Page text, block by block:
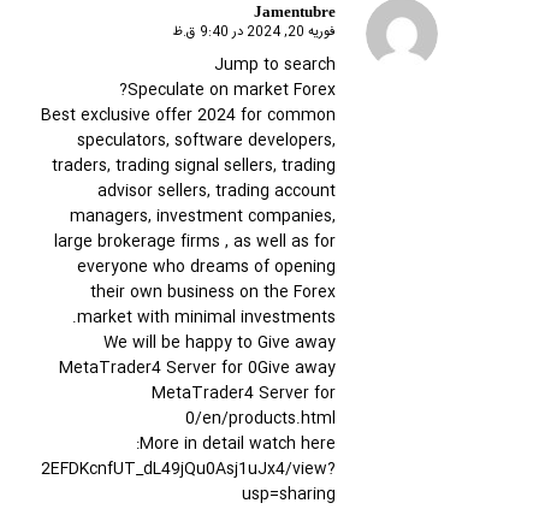
Jamentubre
گفته:
فوریه 20, 2024 در 9:40 ق.ظ
Jump to search
Speculate on market Forex?
Best exclusive offer 2024 for common
speculators, software developers,
traders, trading signal sellers, trading
advisor sellers, trading account
managers, investment companies,
large brokerage firms , as well as for
everyone who dreams of opening
their own business on the Forex
market with minimal investments.
We will be happy to Give away
MetaTrader4 Server for 0Give away
MetaTrader4 Server for
0/en/products.html
More in detail watch here:
view?
usp=sharing